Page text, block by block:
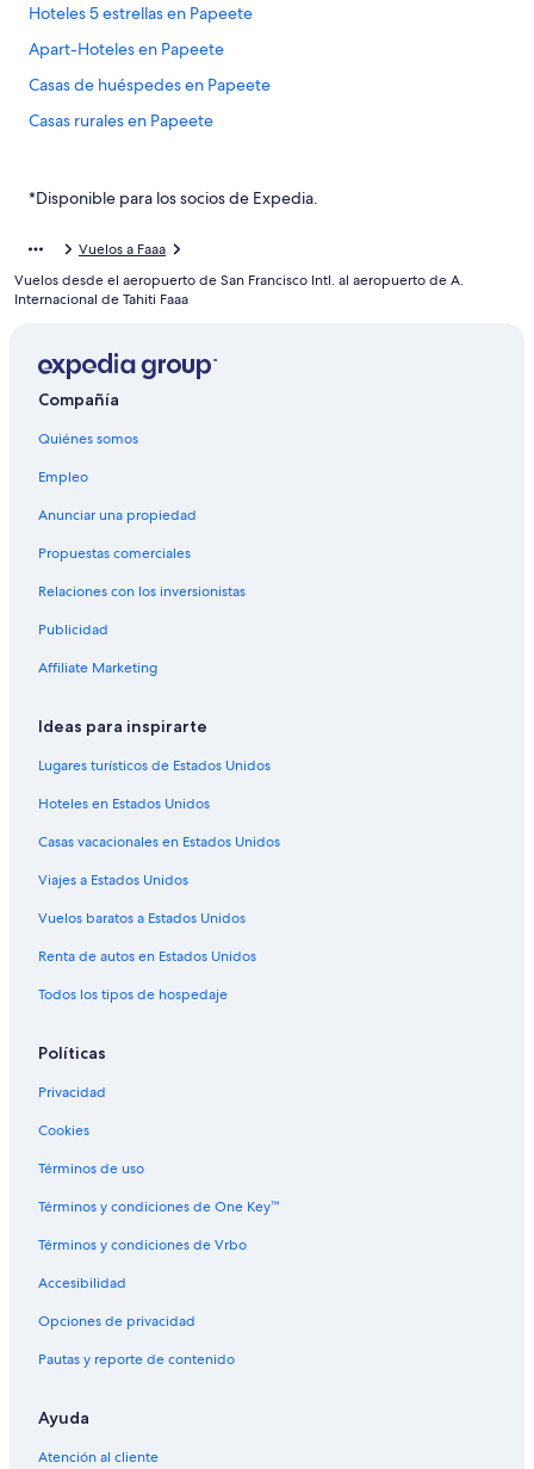
Hoteles 5 estrellas en Papeete
Apart-Hoteles en Papeete
Casas de huéspedes en Papeete
Casas rurales en Papeete
Hostales en Papeete
Hoteles con spa en Papeete
Hoteles para ir de compras en Papeete
Hoteles en la playa en Papeete
Hoteles románticos en Papeete
Hoteles baratos en Papeete
Hoteles con cocina en Papeete
Hoteles con estacionamiento en Papeete
Hoteles con alberca en Papeete
Hoteles con restaurante en Papeete
Hoteles con hidromasaje en Papeete
Villas en Papeete
Hoteles en Taunoa
Hoteles cerca de Musée de la Perle Robert Wan
Hoteles en Islas de Barlovento
Hoteles en Punaauia
*Disponible para los socios de Expedia.
Vuelos a Faaa
Vuelos desde el aeropuerto de San Francisco Intl. al aeropuerto de A.
Internacional de Tahiti Faaa
Compañía
Quiénes somos
Empleo
Anunciar una propiedad
Propuestas comerciales
Relaciones con los inversionistas
Publicidad
Affiliate Marketing
Ideas para inspirarte
Lugares turísticos de Estados Unidos
Hoteles en Estados Unidos
Casas vacacionales en Estados Unidos
Viajes a Estados Unidos
Vuelos baratos a Estados Unidos
Renta de autos en Estados Unidos
Todos los tipos de hospedaje
Políticas
Privacidad
Cookies
Términos de uso
Términos y condiciones de One Key™
Términos y condiciones de Vrbo
Accesibilidad
Opciones de privacidad
Pautas y reporte de contenido
Ayuda
Atención al cliente